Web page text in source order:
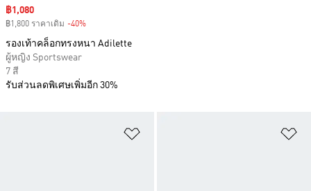
Sale price
฿1,080
฿1,800 ราคาเดิม -40%
รองเท้าคล็อกทรงหนา Adilette
ผู้หญิง Sportswear
7 สี
รับส่วนลดพิเศษเพิ่มอีก 30%